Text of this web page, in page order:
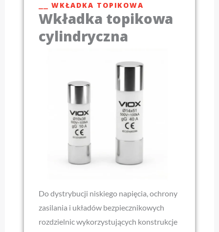
⎯⎯ WKŁADKA TOPIKOWA
Wkładka topikowa
cylindryczna
Do dystrybucji niskiego napięcia, ochrony
zasilania i układów bezpiecznikowych
rozdzielnic wykorzystujących konstrukcje